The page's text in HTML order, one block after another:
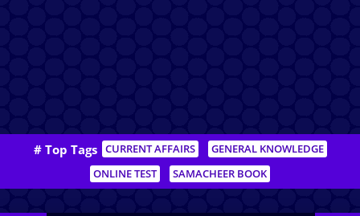
# Top Tags CURRENT AFFAIRS
GENERAL KNOWLEDGE
ONLINE TEST
SAMACHEER BOOK